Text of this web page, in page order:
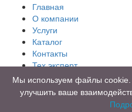
Главная
О компании
Услуги
Каталог
Контакты
Тех.эксперт
Карта сайта
© 2019 - 2026 Все права
Мы используем файлы
улучшить ваше